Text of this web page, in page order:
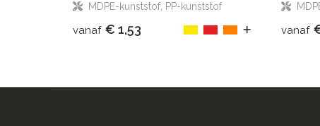
MDPE-kunststof, PP-kunststof
vanaf € 1,53 vanaf